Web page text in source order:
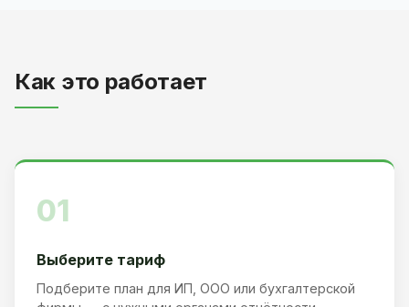
Как это работает
01
Выберите тариф
Подберите план для ИП, ООО или бухгалтерской